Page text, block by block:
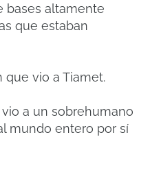
bases altamente
que estaban
vio a Tiamet.
a un sobrehumano
mundo entero por sí